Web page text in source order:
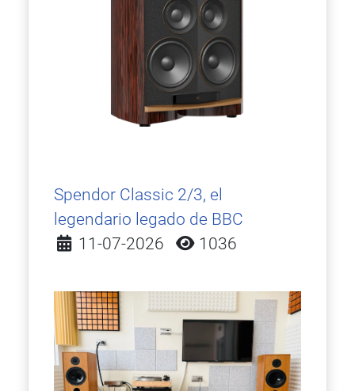
Spendor Classic 2/3, el
legendario legado de BBC
Detalles
11-07-2026 1036